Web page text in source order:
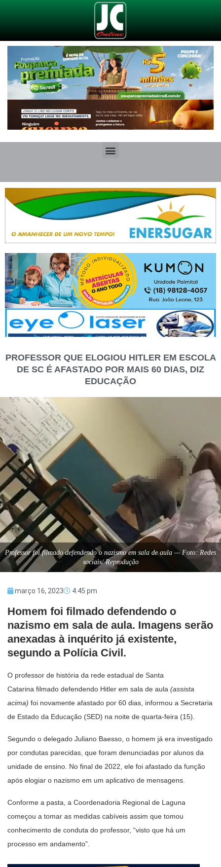
PROFESSOR QUE ELOGIOU HITLER EM ESCOLA
DE SC É AFASTADO POR MAIS 60 DIAS, DIZ
EDUCAÇÃO
Professor foi filmado defendendo o nazismo em sala de aula — Foto: Redes
sociais/ Reprodução
março 16, 2023 4:45 pm
Homem foi filmado defendendo o
nazismo em sala de aula. Imagens serão
anexadas à inquérito já existente,
segundo a Polícia Civil.
O professor de história da rede estadual de Santa
Catarina filmado defendendo Hitler em sala de aula (assista
acima) foi novamente afastado por 60 dias, informou a Secretaria
de Estado da Educação (SED) na noite de quarta-feira (15).
Segundo o delegado Juliano Baesso, o homem já era investigado
por condutas parecidas, que foram denunciadas por alunos da
unidade de ensino. No final de 2022, ele foi afastado da função
após elogiar o nazismo em um aplicativo de mensagens.
Conforme a pasta, a Coordenadoria Regional de Laguna
começou a tomar as medidas cabíveis assim que tomou
conhecimento de conduta do professor, “visto que há um
processo em andamento”.